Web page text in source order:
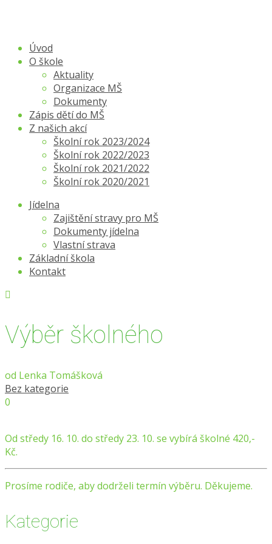
Úvod
O škole
Aktuality
Organizace MŠ
Dokumenty
Zápis dětí do MŠ
Z našich akcí
Školní rok 2023/2024
Školní rok 2022/2023
Školní rok 2021/2022
Školní rok 2020/2021
Jídelna
Zajištění stravy pro MŠ
Dokumenty jídelna
Vlastní strava
Základní škola
Kontakt
Výběr školného
od Lenka Tomášková
Bez kategorie
0
Od středy 16. 10. do středy 23. 10. se vybírá školné 420,-
Kč.
Prosíme rodiče, aby dodrželi termín výběru. Děkujeme.
Kategorie